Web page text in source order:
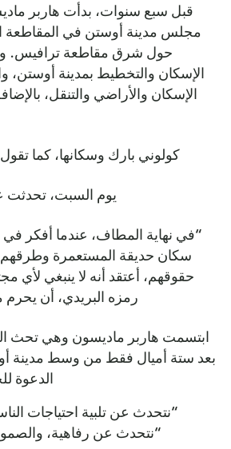
قبل سبع سنوات، بدأت هاربر
مجلس مدينة أوستن في المقاطعة
حول شرق مقاطعة ترافيس.
الإسكان والتخطيط بمدينة أوستن،
الإسكان والأراضي والتنقل،
كولوني بارك وسكانها، كما
يوم السبت،
سكان حديقة المستعمرة وطرقهم
حقوقهم، أعتقد أنه لا ينبغي لأي
رمزه البريدي، أن
ابتسمت هاربر ماديسون وهي تحث
بعد ستة أميال فقط من وسط مدينة
الدعوة
“نتحدث عن تلبية احتياجات
“نتحدث عن رفاهية،